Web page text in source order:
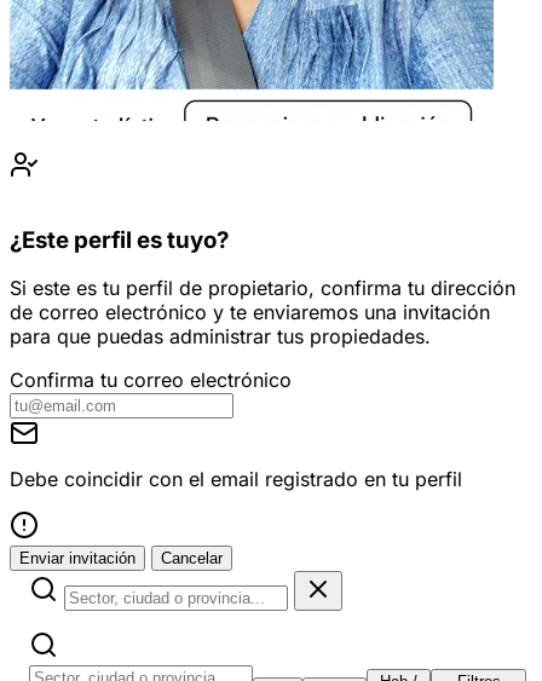
¿Este perfil es tuyo?
Si este es tu perfil de propietario, confirma tu dirección
de correo electrónico y te enviaremos una invitación
para que puedas administrar tus propiedades.
Confirma tu correo electrónico
Debe coincidir con el email registrado en tu perfil
Enviar invitación Cancelar